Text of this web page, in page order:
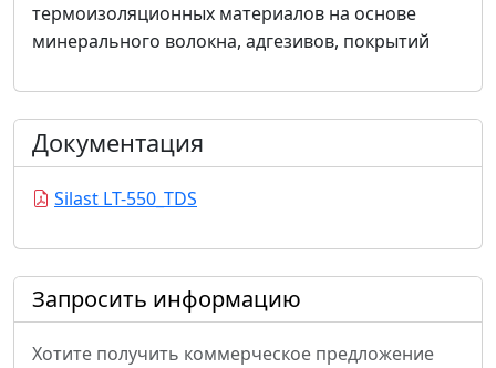
термоизоляционных материалов на основе
минерального волокна, адгезивов, покрытий
Документация
Silast LT-550_TDS
Запросить информацию
Хотите получить коммерческое предложение